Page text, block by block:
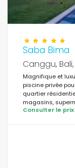
Saba Bima
Canggu,
Magnifique et
piscine privée
quartier
magasins,
1 km de la plage
Consulter le prix